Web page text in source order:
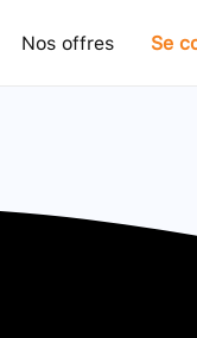
Nos offres Se